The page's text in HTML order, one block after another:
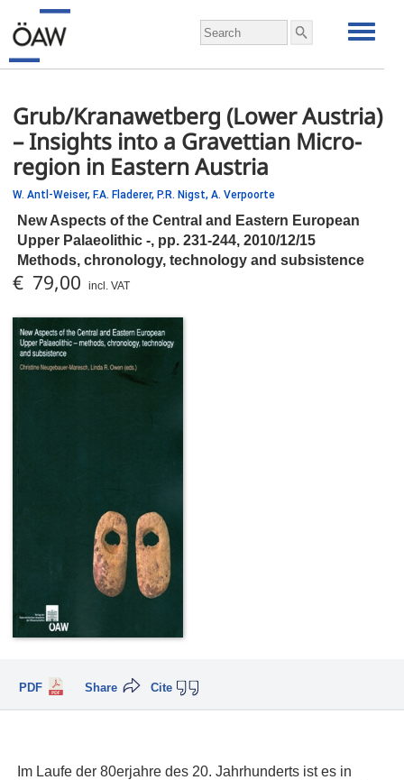
Grub/Kranawetberg (Lower Austria)
– Insights into a Gravettian Micro-
region in Eastern Austria
W. Antl-Weiser, F.A. Fladerer, P.R. Nigst, A. Verpoorte
New Aspects of the Central and Eastern European
Upper Palaeolithic -, pp. 231-244, 2010/12/15
Methods, chronology, technology and subsistence
€ 79,00 incl. VAT
PDF Cite
Share
Im Laufe der 80erjahre des 20. Jahrhunderts ist es in